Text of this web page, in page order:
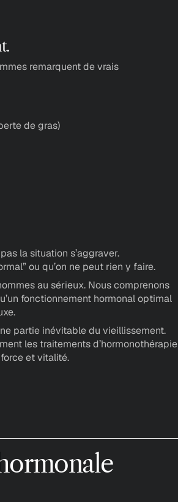
remarquent de vrais
de gras)
la situation s’aggraver.
ou qu’on ne peut rien y faire.
au sérieux. Nous comprenons
fonctionnement hormonal optimal
partie inévitable du vieillissement.
les traitements d’hormonothérapie
et vitalité.
ormonale